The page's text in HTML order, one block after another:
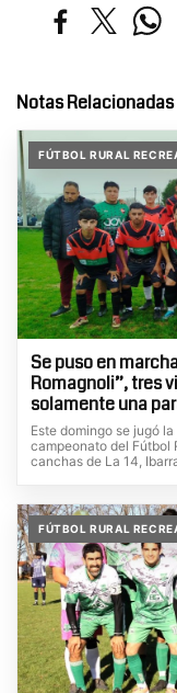
Notas Relacionadas
FÚTBOL RURAL
Se puso en
Romagnoli”, tres
solamente una
Este domingo se jugó
campeonato del Fútbol
canchas de La 14,
FÚTBOL RURAL